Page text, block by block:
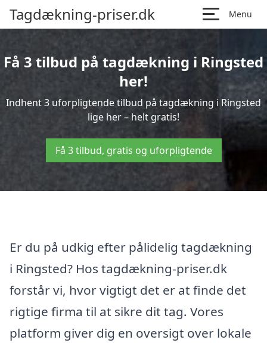
Tagdækning-priser.dk Menu
Få 3 tilbud på tagdækning i Ringsted
her!
Indhent 3 uforpligtende tilbud på tagdækning i Ringsted
lige her – helt gratis!
Få 3 tilbud, gratis og uforpligtende
Er du på udkig efter pålidelig tagdækning
i Ringsted? Hos tagdækning-priser.dk
forstår vi, hvor vigtigt det er at finde det
rigtige firma til at sikre dit tag. Vores
platform giver dig en oversigt over lokale